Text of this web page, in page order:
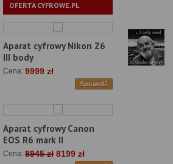
OFERTA CYFROWE.PL
Aparat cyfrowy Nikon Z6
III body
Cena: 9999 zł
Sprawdź
Aparat cyfrowy Canon
EOS R6 mark II
Cena: 8945 zł 8199 zł